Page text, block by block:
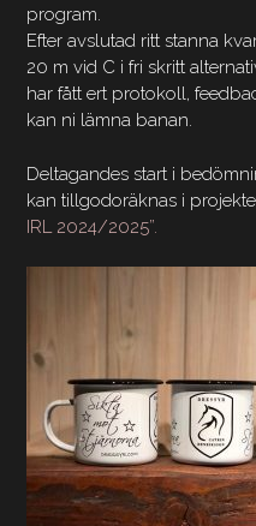
program.
Efter avslutad ritt stanna
20 m vid C i fri skritt
har fått ert protokoll,
kan ni lämna banan.
Deltagandes start i
kan tillgodoräknas i
IRL 2024/2025”.